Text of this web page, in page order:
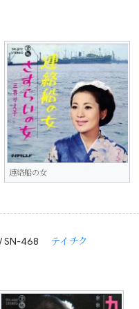
連絡船の女
SN-468 テイチク